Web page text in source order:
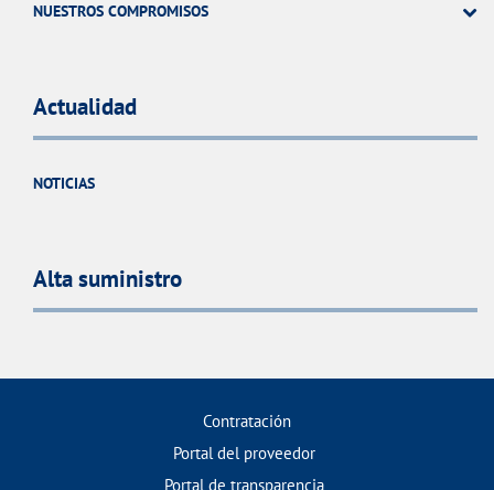
NUESTROS COMPROMISOS
Actualidad
NOTICIAS
Alta suministro
Contratación
Portal del proveedor
Portal de transparencia